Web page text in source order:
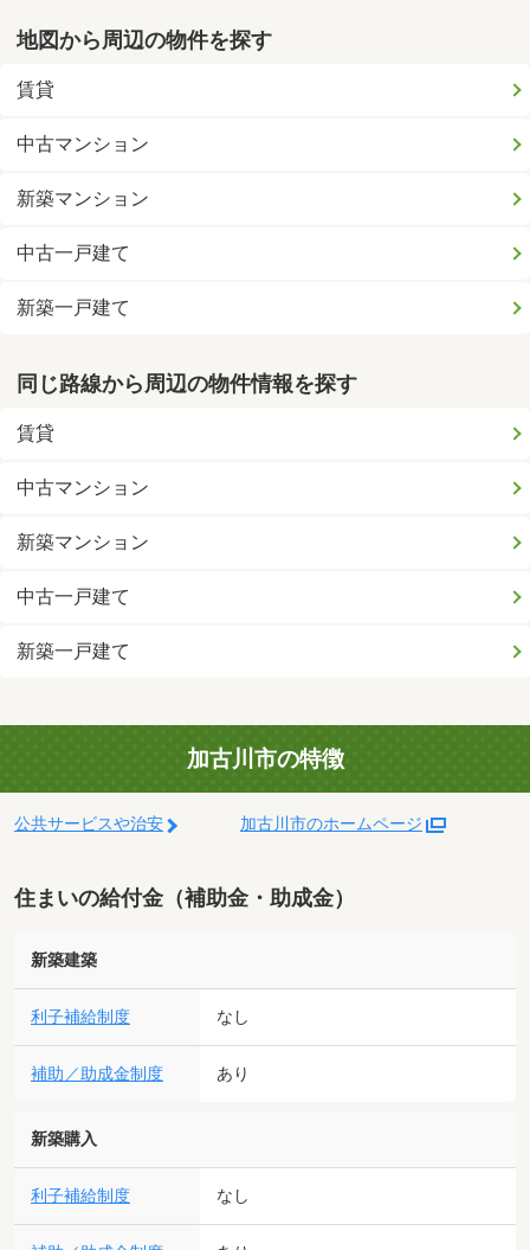
地図から周辺の物件を探す
賃貸
中古マンション
新築マンション
中古一戸建て
新築一戸建て
同じ路線から周辺の物件情報を探す
賃貸
中古マンション
新築マンション
中古一戸建て
新築一戸建て
加古川市の特徴
公共サービスや治安 加古川市のホームページ
住まいの給付金（補助金・助成金）
新築建築
利子補給制度 なし
補助／助成金制度 あり
新築購入
利子補給制度 なし